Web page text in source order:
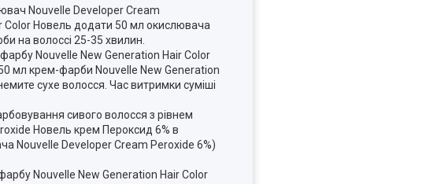
Nouvelle Developer Cream
Color Новель додати 50 мл окислювача
на волоссі 25-35 хвилин.
Nouvelle New Generation Hair Color
мл крем-фарби Nouvelle New Generation
сухе волосся. Час витримки суміші
сивого волосся з рівнем
Новель крем Пероксид 6% в
Nouvelle Developer Cream Peroxide 6%)
Nouvelle New Generation Hair Color